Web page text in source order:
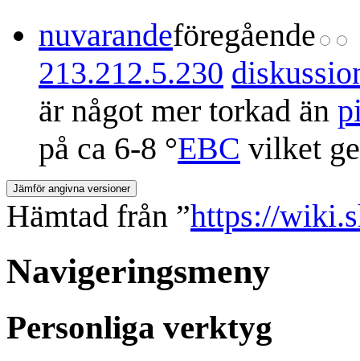
nuvarandeföregående
213.212.5.230
är något mer torkad än
på ca 6-8 °EBC vilket
Hämtad från ”https://
Navigeringsmeny
Personliga verktyg